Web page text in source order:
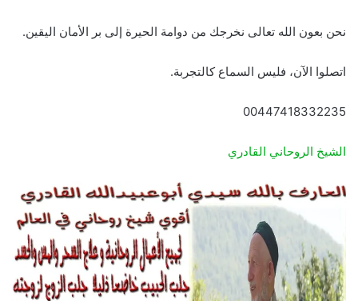
نحن بعون الله تعالى نخرجك من دوامة الحيرة إلى بر الأمان اليقين.
اتصلوا الآن، فليس السماع كالتجربة.
00447418332235
الشيخ الروحاني القادري